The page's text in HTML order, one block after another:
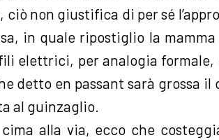
ciò non giustifica di per sé
in quale ripostiglio la
elettrici, per analogia
detto en passant sarà grossa
al guinzaglio.
alla via, ecco che